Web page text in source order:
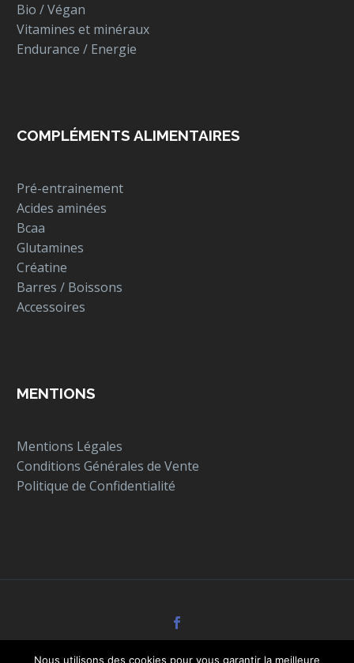
Bio / Végan
Vitamines et minéraux
Endurance / Energie
COMPLÉMENTS ALIMENTAIRES
Pré-entrainement
Acides aminées
Bcaa
Glutamines
Créatine
Barres / Boissons
Accessoires
MENTIONS
Mentions Légales
Conditions Générales de Vente
Politique de Confidentialité
Nous utilisons des cookies pour vous garantir la meilleure